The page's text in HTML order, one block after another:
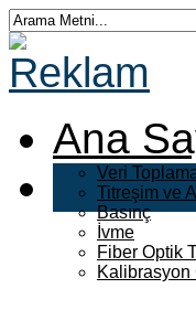
Ana
Veri
Titreşim ve
Basınç
İvme
Fiber Optik
Kalibrasyon